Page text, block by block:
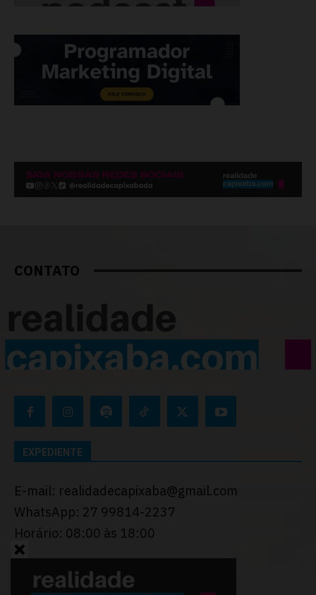
CONTATO
EXPEDIENTE
E-mail: realidadecapixaba@gmail.com
WhatsApp: 27 99814-2237
Horário: 08:00 às 18:00